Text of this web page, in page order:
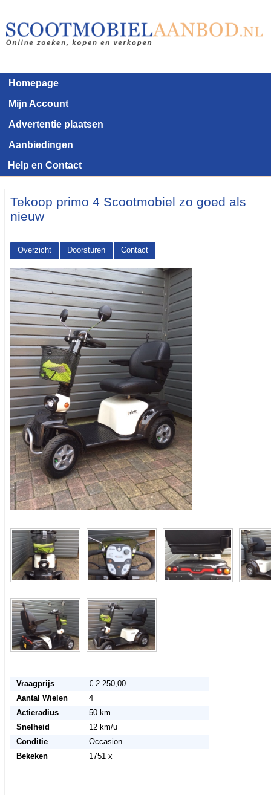
Homepage
Mijn Account
Advertentie plaatsen
Aanbiedingen
Help en Contact
Tekoop primo 4 Scootmobiel zo goed als
nieuw
Overzicht Doorsturen
Contact
<< Terug naar het advertentie overzicht
Vraagprijs
€ 2.250,00
Aantal Wielen
4
Actieradius
50 km
Snelheid
12 km/u
Conditie
Occasion
Bekeken
1751 x